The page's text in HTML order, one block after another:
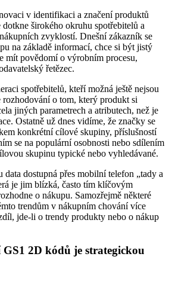
v identifikaci a značení produktů
širokého okruhu spotřebitelů a
zvyklostí. Dnešní zákazník se
na základě informací, chce si být jistý
mít povědomí o výrobním procesu,
řetězec.
spotřebitelů, kteří možná ještě nejsou
o tom, který produkt si
jiných parametrech a atributech, než je
Ostatně už dnes vidíme, že značky se
konkrétní cílové skupiny, příslušností
se na populární osobnosti nebo sdílením
skupinu typické nebo vyhledávané.
data dostupná přes mobilní telefon „tady a
je jim blízká, často tím klíčovým
o nákupu. Samozřejmě některé
trendům v nákupním chování více
jde-li o trendy produkty nebo o nákup
2D kódů je strategickou